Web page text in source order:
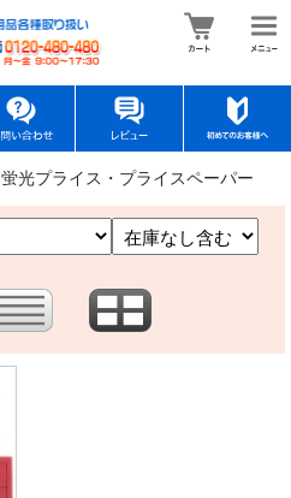
蛍光プライス・プライスペーパー